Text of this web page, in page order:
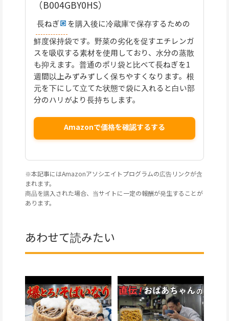
（B004GBY0HS）
長ねぎ
を購入後に冷蔵庫で保存するための
鮮度保持袋です。野菜の劣化を促すエチレンガ
スを吸収する素材を使用しており、水分の蒸散
も抑えます。普通のポリ袋と比べて長ねぎを1
週間以上みずみずしく保ちやすくなります。根
元を下にして立てた状態で袋に入れると白い部
分のハリがより長持ちします。
Amazonで価格を確認するする
※本記事にはAmazonアソシエイトプログラムの広告リンクが含
まれます。
商品を購入された場合、当サイトに一定の報酬が発生することが
あります。
あわせて読みたい